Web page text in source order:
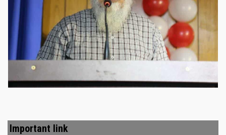
নবীনবরণ - ২০২৫
Important link